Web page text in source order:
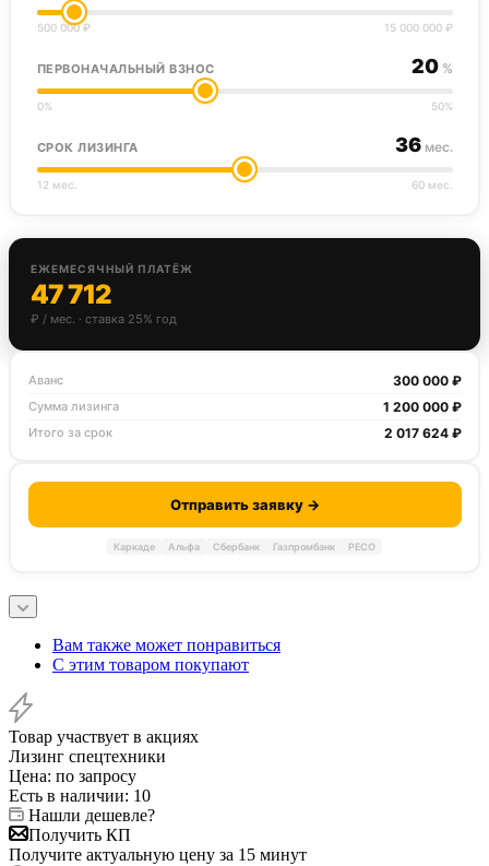
500 000 ₽ 15 000 000 ₽
ПЕРВОНАЧАЛЬНЫЙ ВЗНОС 20 %
0% 50%
СРОК ЛИЗИНГА 36 мес.
12 мес. 60 мес.
ЕЖЕМЕСЯЧНЫЙ ПЛАТЁЖ
47 712
₽ / мес. · ставка 25% год
Аванс 300 000 ₽
Сумма лизинга 1 200 000 ₽
Итого за срок 2 017 624 ₽
Отправить заявку →
Каркаде Альфа Сбербанк Газпромбанк РЕСО
Вам также может понравиться
С этим товаром покупают
Товар участвует в акциях
Лизинг спецтехники
Цена: по запросу
Есть в наличии: 10
Нашли дешевле?
Получить КП
Получите актуальную цену за 15 минут